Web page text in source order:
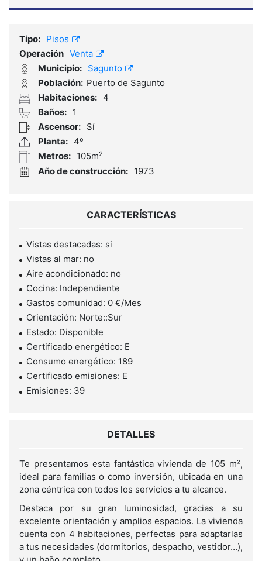
Tipo: Pisos
Operación Venta
Municipio: Sagunto
Población: Puerto de Sagunto
Habitaciones: 4
Baños: 1
Ascensor: Sí
Planta: 4º
Metros: 105m2
Año de construcción: 1973
CARACTERÍSTICAS
Vistas destacadas: si
Vistas al mar: no
Aire acondicionado: no
Cocina: Independiente
Gastos comunidad: 0 €/Mes
Orientación: Norte::Sur
Estado: Disponible
Certificado energético: E
Consumo energético: 189
Certificado emisiones: E
Emisiones: 39
DETALLES
Te presentamos esta fantástica vivienda de 105 m²,
ideal para familias o como inversión, ubicada en una
zona céntrica con todos los servicios a tu alcance.
Destaca por su gran luminosidad, gracias a su
excelente orientación y amplios espacios. La vivienda
cuenta con 4 habitaciones, perfectas para adaptarlas
a tus necesidades (dormitorios, despacho, vestidor…),